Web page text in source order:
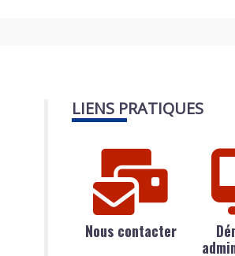
LIENS PRATIQUES
Nous contacter